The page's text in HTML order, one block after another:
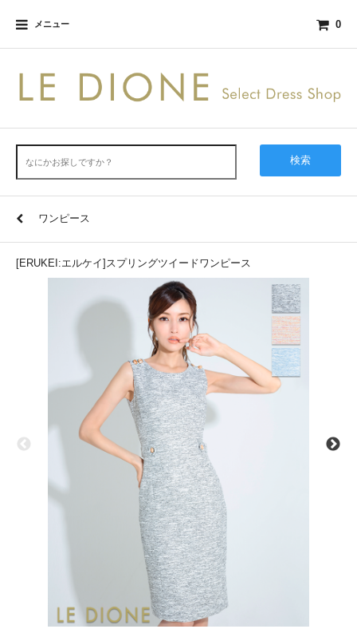
メニュー 0
検索
ワンピース
[ERUKEI:エルケイ]スプリングツイードワンピース